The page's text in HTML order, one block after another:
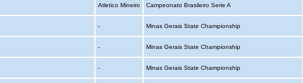
Atletico Mineiro Campeonato Brasileiro Serie A
- Minas Gerais State Championship
- Minas Gerais State Championship
- Minas Gerais State Championship